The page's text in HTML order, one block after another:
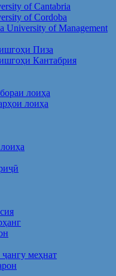
of Cantabria
of Cordoba
University of Management
Пиза
Кантабрия
лоиҳа
лоиҳа
меҳнат